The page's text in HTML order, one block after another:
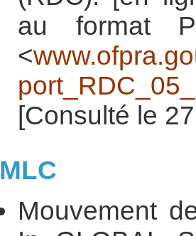
au format
<
[Consulté le
MLC
Mouvement